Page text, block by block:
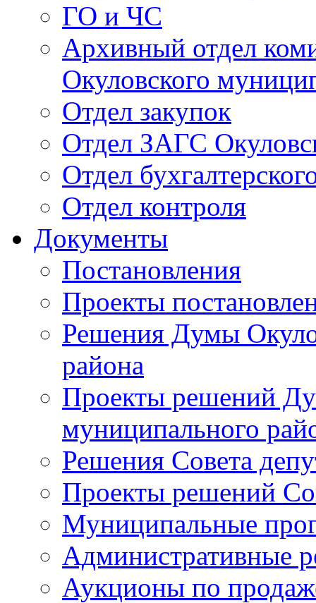
ГО и ЧС
Архивный отдел
Окуловского
Отдел закупок
Отдел ЗАГС
Отдел
Отдел контроля
Документы
Постановления
Проекты
Решения Думы
района
Проекты решений
муниципального
Решения Совета
Проекты решений
Муниципальные
Административные
Аукционы по